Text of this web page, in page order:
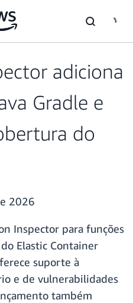
adiciona
Gradle e
do
2026
Inspector para funções
Elastic Container
suporte à
e de vulnerabilidades
também